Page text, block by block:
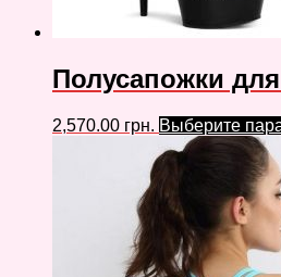
Полусапожки
2,570.00 грн. Выберите